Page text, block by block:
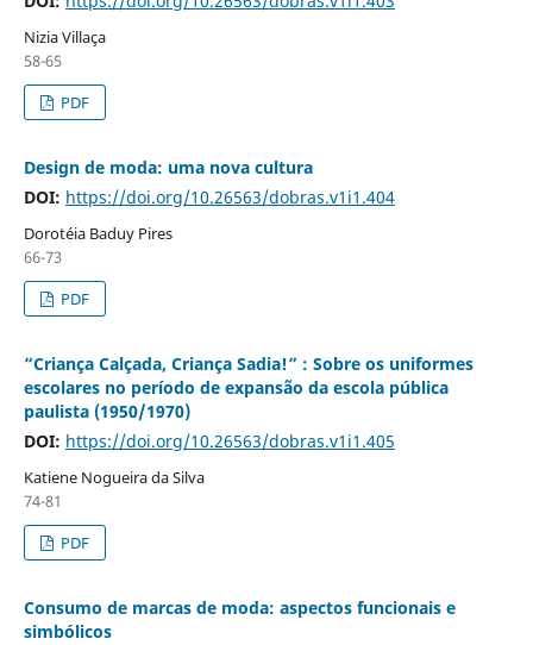
Nizia Villaça
58-65
PDF
Design de moda: uma nova cultura
DOI: https://doi.org/10.26563/dobras.v1i1.404
Dorotéia Baduy Pires
66-73
PDF
“Criança Calçada, Criança Sadia!” : Sobre os uniformes
escolares no período de expansão da escola pública
paulista (1950/1970)
DOI: https://doi.org/10.26563/dobras.v1i1.405
Katiene Nogueira da Silva
74-81
PDF
Consumo de marcas de moda: aspectos funcionais e
simbólicos